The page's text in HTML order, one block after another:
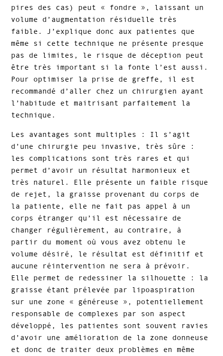
pires des cas) peut « fondre », laissant un
volume d’augmentation résiduelle très
faible. J’explique donc aux patientes que
même si cette technique ne présente presque
pas de limites, le risque de déception peut
être très important si la fonte l’est aussi.
Pour optimiser la prise de greffe, il est
recommandé d’aller chez un chirurgien ayant
l’habitude et maitrisant parfaitement la
technique.
Les avantages sont multiples : Il s’agit
d’une chirurgie peu invasive, très sûre :
les complications sont très rares et qui
permet d’avoir un résultat harmonieux et
très naturel. Elle présente un faible risque
de rejet, la graisse provenant du corps de
la patiente, elle ne fait pas appel à un
corps étranger qu’il est nécessaire de
changer régulièrement, au contraire, à
partir du moment où vous avez obtenu le
volume désiré, le résultat est définitif et
aucune réintervention ne sera à prévoir.
Elle permet de redessiner la silhouette : la
graisse étant prélevée par lipoaspiration
sur une zone « généreuse », potentiellement
responsable de complexes par son aspect
développé, les patientes sont souvent ravies
d’avoir une amélioration de la zone donneuse
et donc de traiter deux problèmes en même